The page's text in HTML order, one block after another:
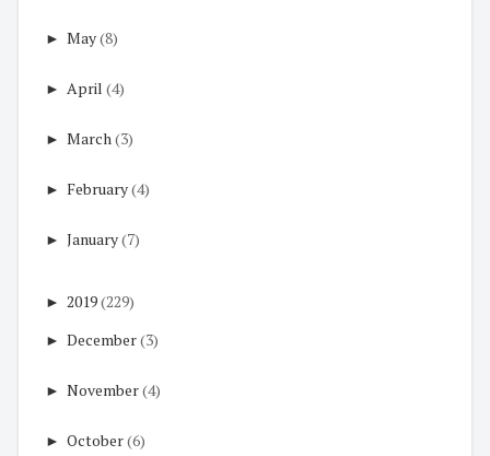
► May(8)
► April (4)
► March(3)
► February(4)
► January(7)
► 2019(229)
► December(3)
► November(4)
► October(6)